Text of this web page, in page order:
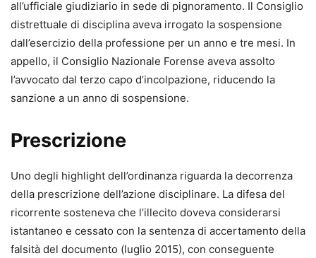
Il formulario copre in modo sistematico tutte le fasi e i
procedimenti del processo civile, tra cui:
•parti e difensori, mediazione e negoziazione assistita;
•giudizio di primo grado davanti al tribunale e al giudice di
pace;
•appello, ricorso per Cassazione e altre impugnazioni;
precetto ed esecuzione, opposizioni all’esecuzione;
• procedimento di ingiunzione, sfratto e finita locazione;
procedimenti cautelari e procedimento semplificato di
cognizione;
procedimenti possessori;
separazione, divorzio e cumulo delle domande;
• arbitrato e trasferimento del contenzioso in sede
all’ufficiale giudiziario in sede di pignoramento. Il Consiglio
distrettuale di disciplina aveva irrogato la sospensione
dall’esercizio della professione per un anno e tre mesi. In
appello, il Consiglio Nazionale Forense aveva assolto
l’avvocato dal terzo capo d’incolpazione, riducendo la
sanzione a un anno di sospensione.
Prescrizione
Uno degli highlight dell’ordinanza riguarda la decorrenza
della prescrizione dell’azione disciplinare. La difesa del
ricorrente sosteneva che l’illecito doveva considerarsi
istantaneo e cessato con la sentenza di accertamento della
falsità del documento (luglio 2015), con conseguente